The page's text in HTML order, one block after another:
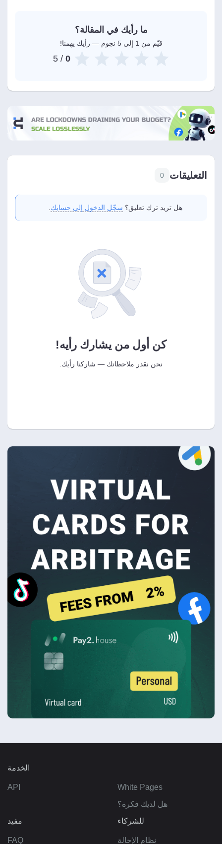
ما رأيك في المقالة؟
قيّم من 1 إلى 5 نجوم — رأيك يهمنا!
0
/ 5
التعليقات 0
هل تريد ترك تعليق؟ سجّل الدخول إلى حسابك
كن أول من يشارك رأيه!
نحن نقدر ملاحظاتك — شاركنا رأيك.
الخدمة
White Pages
API
هل لديك فكرة؟
للشركاء
نظام الإحالة
مفيد
FAQ